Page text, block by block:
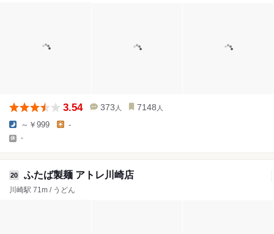
3.54 373 人 7148 人
～￥999 -
-
20 ふたば製麺 アトレ川崎店
川崎駅 71m / うどん